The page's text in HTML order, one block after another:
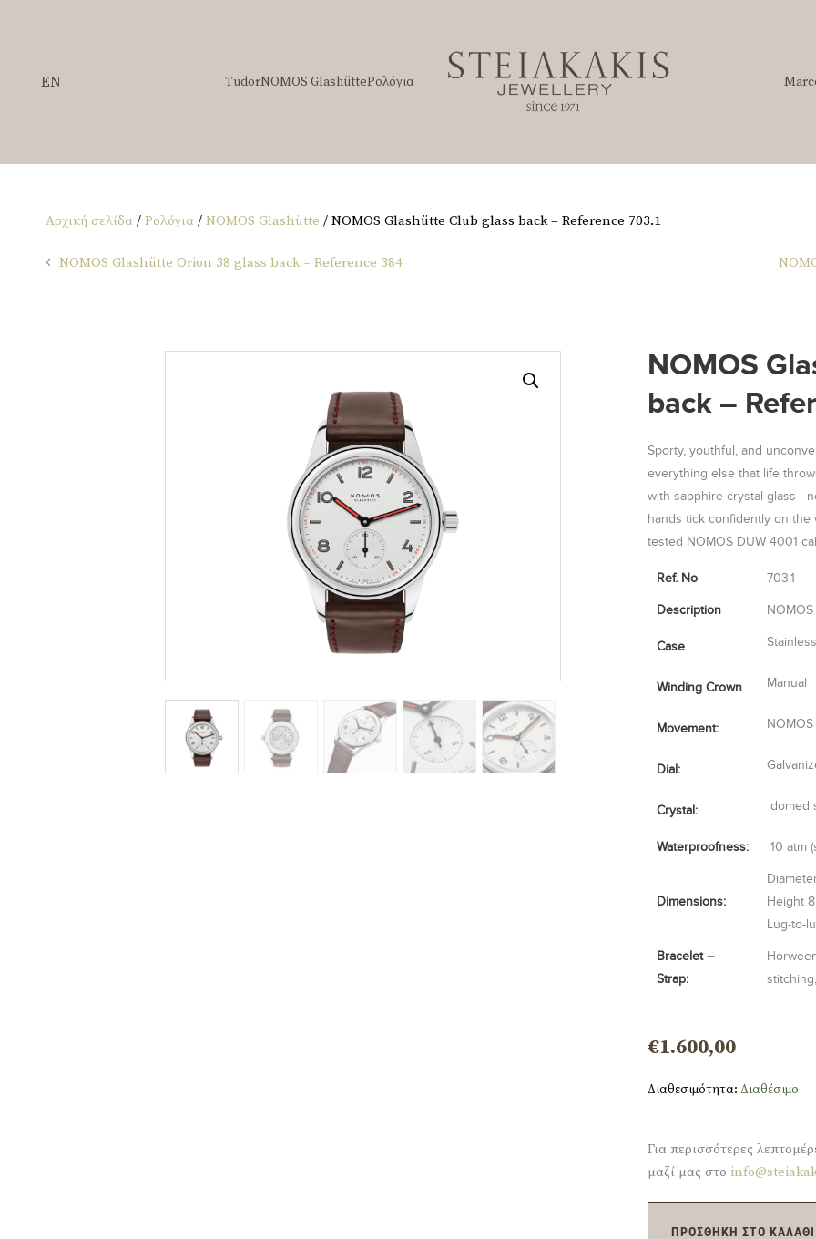
EN TudorNOMOS GlashütteΡολόγια
Αρχική σελίδα / Ρολόγια / NOMOS Glashütte / NOMOS Glashütte Club glass back – Reference 703.1
NOMOS Glashütte Orion 38 glass back – Reference 384
NOMOS
back –
Sporty, youthful, and
everything else that life
with sapphire crystal
hands tick confidently on the
tested NOMOS DUW 4001
Ref. No 703.1
Description
Case
Winding Crown Manual
Movement:
Dial:
Crystal: domed
Waterproofness: 10 atm
Dimensions:
Height
Lug-to-
Bracelet –
Strap:
€1.600,00
Διαθεσιμότητα: Διαθέσιμο
Για περισσότερες
μαζί μας στο
ΠΡΟΣΘΉΚΗ ΣΤΟ ΚΑΛΆΘΙ